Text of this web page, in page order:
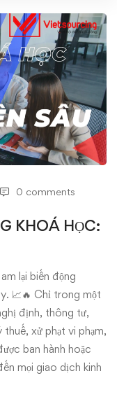
0 comments
KHOÁ HỌC:
lại biến động
📈🔥 Chỉ trong một
định, thông tư,
xử phạt vi phạm,
ban hành hoặc
mọi giao dịch kinh